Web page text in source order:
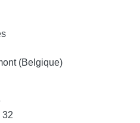
(Belgique)
32